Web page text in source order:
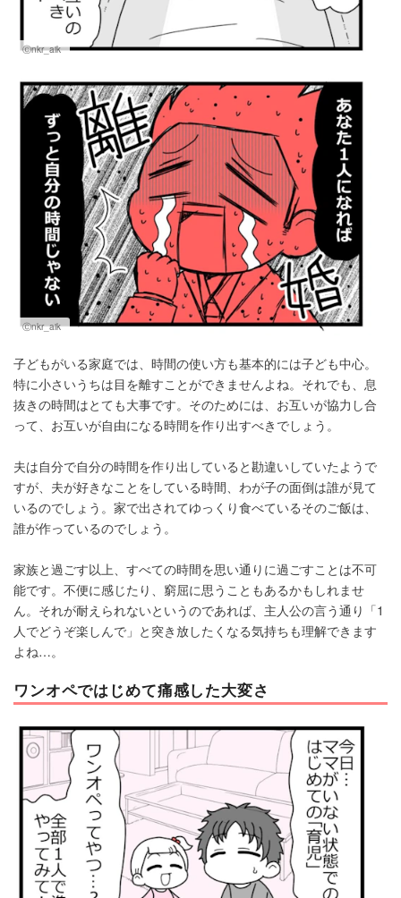
Ⓒnkr_aik
Ⓒnkr_aik
子どもがいる家庭では、時間の使い方も基本的には子ども中心。
特に小さいうちは目を離すことができませんよね。それでも、息
抜きの時間はとても大事です。そのためには、お互いが協力し合
って、お互いが自由になる時間を作り出すべきでしょう。
夫は自分で自分の時間を作り出していると勘違いしていたようで
すが、夫が好きなことをしている時間、わが子の面倒は誰が見て
いるのでしょう。家で出されてゆっくり食べているそのご飯は、
誰が作っているのでしょう。
家族と過ごす以上、すべての時間を思い通りに過ごすことは不可
能です。不便に感じたり、窮屈に思うこともあるかもしれませ
ん。それが耐えられないというのであれば、主人公の言う通り「1
人でどうぞ楽しんで」と突き放したくなる気持ちも理解できます
よね…。
ワンオペではじめて痛感した大変さ